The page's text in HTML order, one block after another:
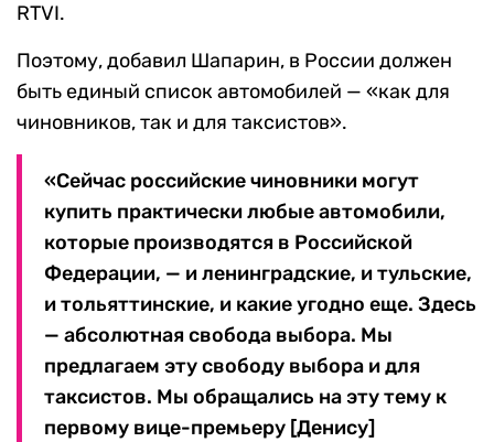
RTVI.
Поэтому, добавил Шапарин, в России должен
быть единый список автомобилей — «как для
чиновников, так и для таксистов».
«Сейчас российские чиновники могут
купить практически любые автомобили,
которые производятся в Российской
Федерации, — и ленинградские, и тульские,
и тольяттинские, и какие угодно еще. Здесь
— абсолютная свобода выбора. Мы
предлагаем эту свободу выбора и для
таксистов. Мы обращались на эту тему к
первому вице-премьеру [Денису]